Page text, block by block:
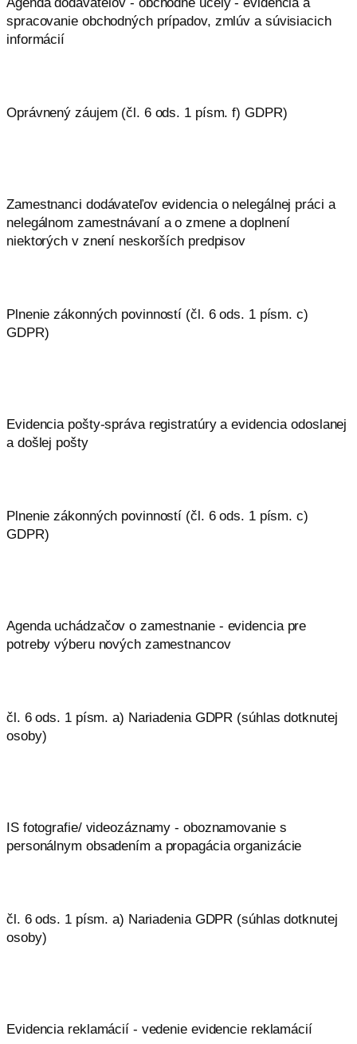
Agenda dodávateľov - obchodné účely - evidencia a
spracovanie obchodných prípadov, zmlúv a súvisiacich
informácií
Oprávnený záujem (čl. 6 ods. 1 písm. f) GDPR)
Zamestnanci dodávateľov evidencia o nelegálnej práci a
nelegálnom zamestnávaní a o zmene a doplnení
niektorých v znení neskorších predpisov
Plnenie zákonných povinností (čl. 6 ods. 1 písm. c)
GDPR)
Evidencia pošty-správa registratúry a evidencia odoslanej
a došlej pošty
Plnenie zákonných povinností (čl. 6 ods. 1 písm. c)
GDPR)
Agenda uchádzačov o zamestnanie - evidencia pre
potreby výberu nových zamestnancov
čl. 6 ods. 1 písm. a) Nariadenia GDPR (súhlas dotknutej
osoby)
IS fotografie/ videozáznamy - oboznamovanie s
personálnym obsadením a propagácia organizácie
čl. 6 ods. 1 písm. a) Nariadenia GDPR (súhlas dotknutej
osoby)
Evidencia reklamácií - vedenie evidencie reklamácií